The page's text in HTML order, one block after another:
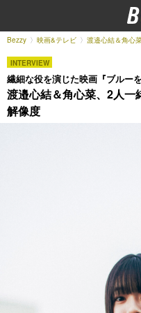
Bezzy 映画&テレビ 渡邉心結＆角心
INTERVIEW
繊細な役を演じた映画『ブルー
渡邉心結＆角心菜、2人一
解像度